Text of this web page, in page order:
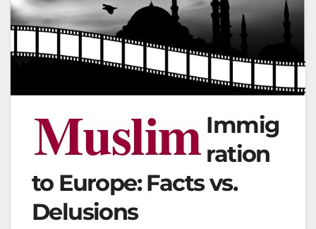
Muslim Immig
ration
to Europe: Facts vs.
Delusions